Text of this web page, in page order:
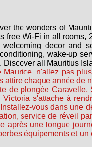
the wonders of
free Wi-Fi in all
decor and
wake-up
all Mauritius
n'allez pas
attire chaque année
de plongée
s'attache à
vous dans une
service de réveil
après une longue
équipements et